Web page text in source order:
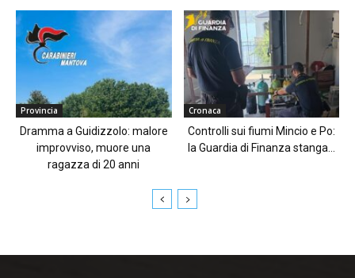
Provincia
Dramma a Guidizzolo: malore
improvviso, muore una
ragazza di 20 anni
Cronaca
Controlli sui fiumi Mincio e Po:
la Guardia di Finanza stanga...